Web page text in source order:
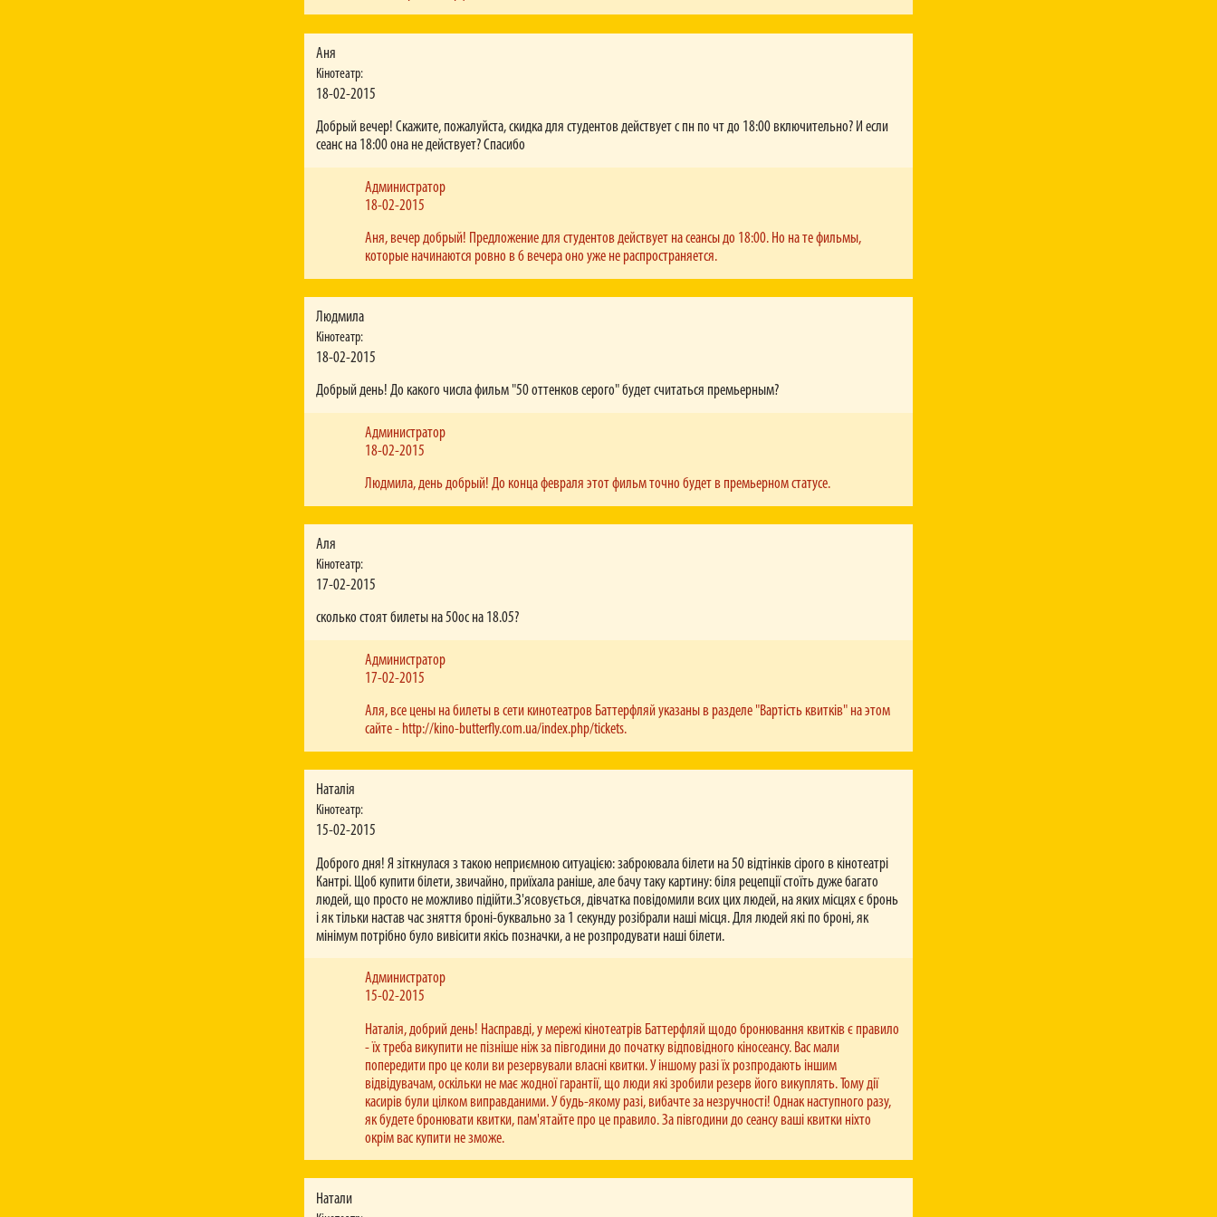
Аня
Кінотеатр:
18-02-2015
Добрый вечер! Скажите, пожалуйста, скидка для студентов действует с пн по чт до 18:00 включительно? И если
сеанс на 18:00 она не действует? Спасибо
Администратор
18-02-2015
Аня, вечер добрый! Предложение для студентов действует на сеансы до 18:00. Но на те фильмы,
которые начинаются ровно в 6 вечера оно уже не распространяется.
Людмила
Кінотеатр:
18-02-2015
Добрый день! До какого числа фильм "50 оттенков серого" будет считаться премьерным?
Администратор
18-02-2015
Людмила, день добрый! До конца февраля этот фильм точно будет в премьерном статусе.
Аля
Кінотеатр:
17-02-2015
сколько стоят билеты на 50ос на 18.05?
Администратор
17-02-2015
Аля, все цены на билеты в сети кинотеатров Баттерфляй указаны в разделе "Вартість квитків" на этом
сайте - http://kino-butterfly.com.ua/index.php/tickets.
Наталія
Кінотеатр:
15-02-2015
Доброго дня! Я зіткнулася з такою неприємною ситуацією: заброювала білети на 50 відтінків сірого в кінотеатрі
Кантрі. Щоб купити білети, звичайно, приїхала раніше, але бачу таку картину: біля рецепції стоїть дуже багато
людей, що просто не можливо підійти.З'ясовується, дівчатка повідомили всих цих людей, на яких місцях є бронь
і як тільки настав час зняття броні-буквально за 1 секунду розібрали наші місця. Для людей які по броні, як
мінімум потрібно було вивісити якісь позначки, а не розпродувати наші білети.
Администратор
15-02-2015
Наталія, добрий день! Насправді, у мережі кінотеатрів Баттерфляй щодо бронювання квитків є правило
- їх треба викупити не пізніше ніж за півгодини до початку відповідного кіносеансу. Вас мали
попередити про це коли ви резервували власні квитки. У іншому разі їх розпродають іншим
відвідувачам, оскільки не має жодної гарантії, що люди які зробили резерв його викуплять. Тому дії
касирів були цілком виправданими. У будь-якому разі, вибачте за незручності! Однак наступного разу,
як будете бронювати квитки, пам'ятайте про це правило. За півгодини до сеансу ваші квитки ніхто
окрім вас купити не зможе.
Натали